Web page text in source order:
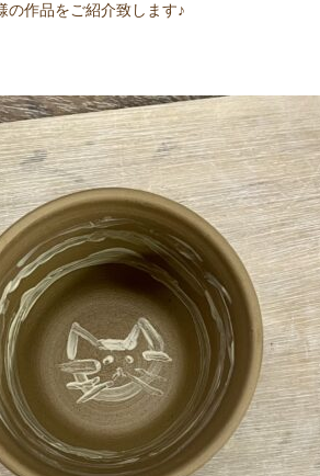
の作品をご紹介致します♪